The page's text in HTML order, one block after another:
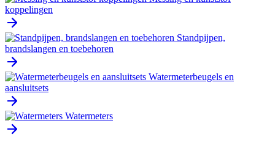
koppelingen
Standpijpen,
brandslangen en toebehoren
Watermeterbeugels en
aansluitsets
Watermeters